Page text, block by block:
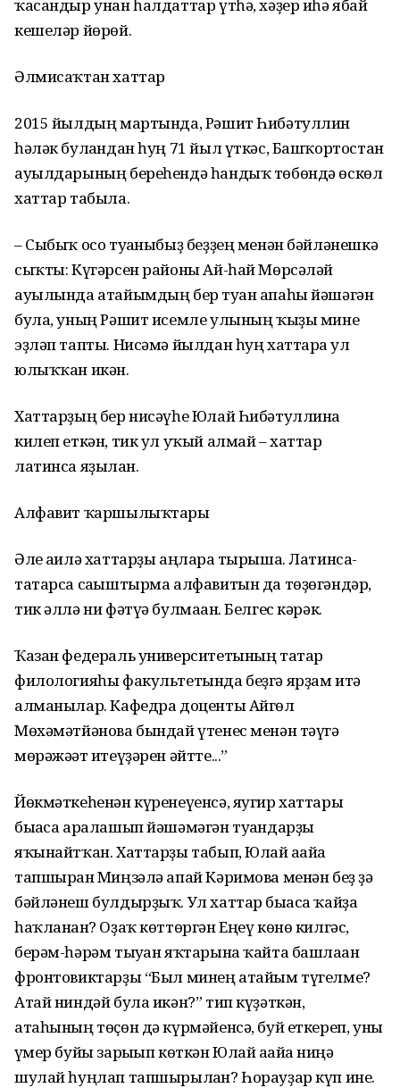
ҡасандыр унан һалдаттар үтһә, хәҙер иһә ябай
кешеләр йөрөй.
Әлмисаҡтан хаттар
2015 йылдың мартында, Рәшит Һибәтуллин
һәләк булғандан һуң 71 йыл үткәс, Башҡортостан
ауылдарының береһендә һандыҡ төбөндә өскөл
хаттар табыла.
– Сыбыҡ осо туғаныбыҙ беҙҙең менән бәйләнешкә
сыҡты: Күгәрсен районы Ай-һай Мөрсәләй
ауылында атайымдың бер туған апаһы йәшәгән
була, уның Рәшит исемле улының ҡыҙы мине
эҙләп тапты. Нисәмә йылдан һуң хаттарға ул
юлыҡҡан икән.
Хаттарҙың бер нисәүһе Юлай Һибәтуллинға
килеп еткән, тик ул уҡый алмай – хаттар
латинса яҙылған.
Алфавит ҡаршылыҡтары
Әле ғаилә хаттарҙы аңларға тырыша. Латинса-
татарса сағыштырма алфавитын да төҙөгәндәр,
тик әллә ни фәтүә булмаған. Белгес кәрәк.
Ҡазан федераль университетының татар
филологияһы факультетында беҙгә ярҙам итә
алманылар. Кафедра доценты Айгөл
Мөхәмәтйәнова бындай үтенес менән тәүгә
мөрәжәғәт итеүҙәрен әйтте...”
Йөкмәткеһенән күренеүенсә, яугир хаттары
бығаса аралашып йәшәмәгән туғандарҙы
яҡынайтҡан. Хаттарҙы табып, Юлай ағайға
тапшырған Миңзәлә апай Кәримова менән беҙ ҙә
бәйләнеш булдырҙыҡ. Ул хаттар бығаса ҡайҙа
һаҡланған? Оҙаҡ көттөргән Еңеү көнө килгәс,
берәм-һәрәм тыуған яҡтарына ҡайта башлаған
фронтовиктарҙы “Был минең атайым түгелме?
Атай ниндәй була икән?” тип күҙәткән,
атаһының төҫөн дә күрмәйенсә, буй еткереп, уны
ғүмер буйы зарығып көткән Юлай ағайға ниңә
шулай һуңлап тапшырылған? Һорауҙар күп ине.